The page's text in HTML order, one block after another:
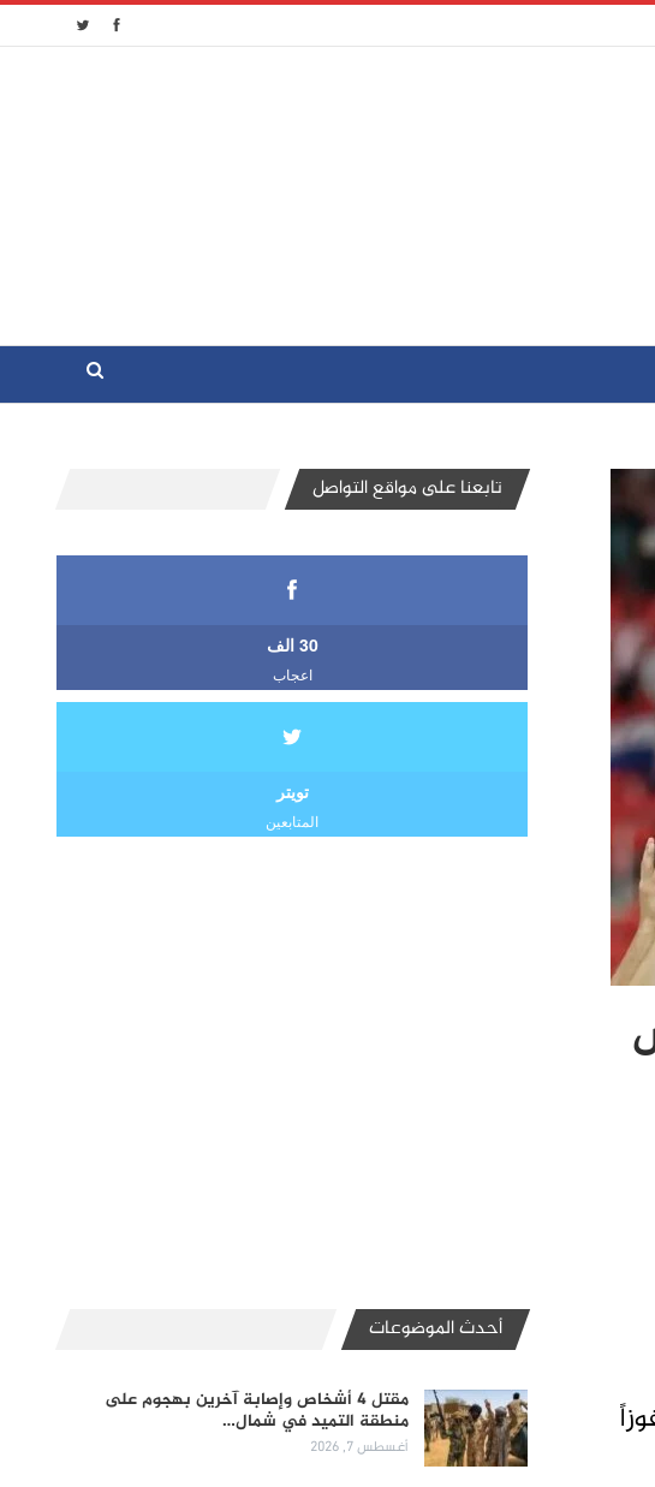
حقق فوزاً
تابعنا على مواقع التواصل
30 الف
اعجاب
تويتر
المتابعين
أحدث الموضوعات
مقتل 4 أشخاص وإصابة آخرين بهجوم على
منطقة التميد في شمال…
أغسطس 7, 2026